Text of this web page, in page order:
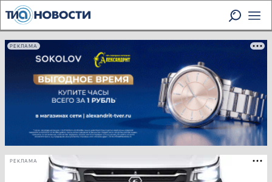
РЕКЛАМА
РЕКЛАМА